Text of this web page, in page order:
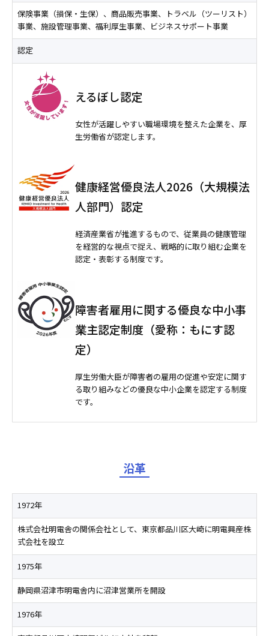
保険事業（損保・生保）、商品販売事業、トラベル（ツーリスト）
事業、施設管理事業、福利厚生事業、ビジネスサポート事業
認定
えるぼし認定
女性が活躍しやすい職場環境を整えた企業を、厚
生労働省が認定します。
健康経営優良法人2026（大規模法
人部門）認定
経済産業省が推進するもので、従業員の健康管理
を経営的な視点で捉え、戦略的に取り組む企業を
認定・表彰する制度です。
障害者雇用に関する優良な中小事
業主認定制度（愛称：もにす認
定）
厚生労働大臣が障害者の雇用の促進や安定に関す
る取り組みなどの優良な中小企業を認定する制度
です。
沿革
1972年
株式会社明電舎の関係会社として、東京都品川区大崎に明電興産株
式会社を設立
1975年
静岡県沼津市明電舎内に沼津営業所を開設
1976年